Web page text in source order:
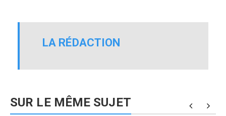
LA RÉDACTION
SUR LE MÊME SUJET